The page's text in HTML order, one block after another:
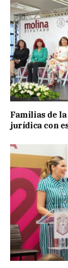
Familias de
jurídica con